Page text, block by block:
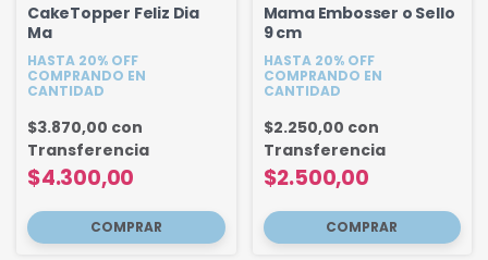
CakeTopper Feliz Dia
Ma
HASTA 20% OFF
COMPRANDO EN
CANTIDAD
$4.300,00
$3.870,00 con
Transferencia
Mama Embosser o Sello
9 cm
HASTA 20% OFF
COMPRANDO EN
CANTIDAD
$2.500,00
$2.250,00 con
Transferencia